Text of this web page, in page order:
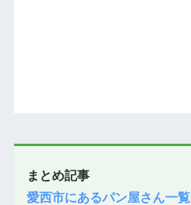
まとめ記事
愛西市にあるパン屋さん一覧